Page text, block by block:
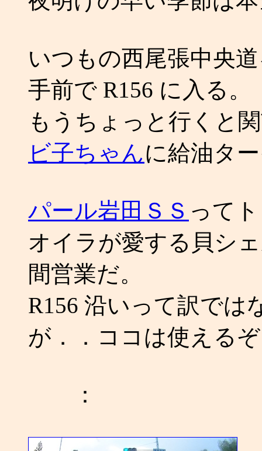
いつもの西尾張中央
手前で R156 に入る。
もうちょっと行くと
ビ子ちゃんに給油タ
パール岩田ＳＳ って
オイラが愛する貝シ
間営業だ。
R156 沿いって訳では
が．．ココは使える
：